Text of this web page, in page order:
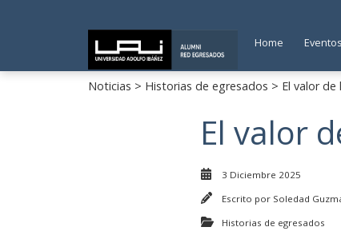
Home Eventos
Noticias > Historias de egresados > El valor de
El valor
3 Diciembre 2025
Escrito por Soledad
Historias de egresados